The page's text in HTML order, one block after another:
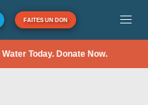
FAITES UN DON
Today. Donate Now.